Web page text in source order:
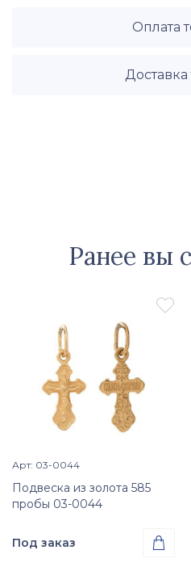
Оплата
Доставка
Ранее вы

 Просмотр изделия
Арт: 03-0044
Подвеска из золота 585
пробы 03-0044
Под заказ 